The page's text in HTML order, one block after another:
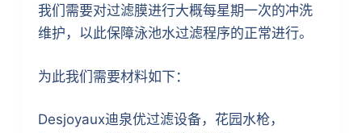
我们需要对过滤膜进行大概每星期一次的冲洗
维护，以此保障泳池水过滤程序的正常进行。
为此我们需要材料如下：
Desjoyaux迪泉优过滤设备，花园水枪，